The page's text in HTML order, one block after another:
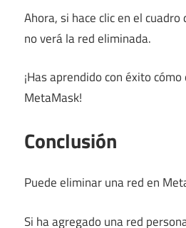
Ahora, si hace clic en el
no verá la red eliminada.
¡Has aprendido con éxito
MetaMask!
Conclusión
Puede eliminar una red en
Si ha agregado una red